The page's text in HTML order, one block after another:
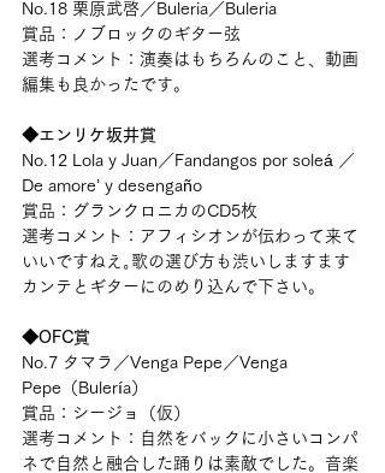
No.18 栗原武啓／Buleria／Buleria
賞品：ノブロックのギター弦
選考コメント：演奏はもちろんのこと、動画
編集も良かったです。
◆エンリケ坂井賞
No.12 Lola y Juan／Fandangos por soleá ／
De amore’ y desengaño
賞品：グランクロニカのCD5枚
選考コメント：アフィシオンが伝わって来て
いいですねえ｡歌の選び方も渋いしますます
カンテとギターにのめり込んで下さい。
◆OFC賞
No.7 タマラ／Venga Pepe／Venga
Pepe（Bulería）
賞品：シージョ（仮）
選考コメント：自然をバックに小さいコンパ
ネで自然と融合した踊りは素敵でした。音楽